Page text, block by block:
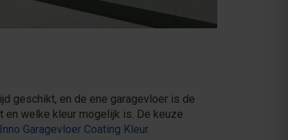
geschikt, en de ene garagevloer is de
en welke kleur mogelijk is. De keuze
Inno Garagevloer Coating Kleur.